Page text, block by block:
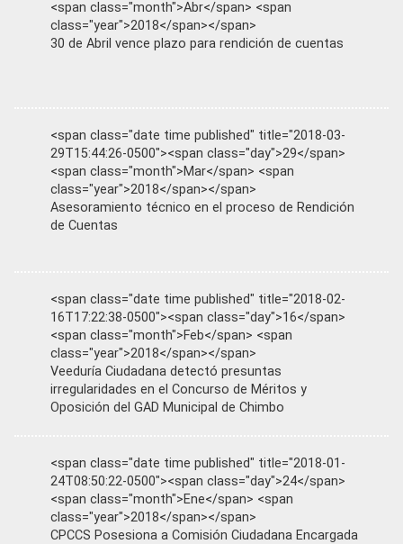
<span class="month">Abr</span> <span
class="year">2018</span></span>
30 de Abril vence plazo para rendición de cuentas
<span class="date time published" title="2018-03-
29T15:44:26-0500"><span class="day">29</span>
<span class="month">Mar</span> <span
class="year">2018</span></span>
Asesoramiento técnico en el proceso de Rendición
de Cuentas
<span class="date time published" title="2018-02-
16T17:22:38-0500"><span class="day">16</span>
<span class="month">Feb</span> <span
class="year">2018</span></span>
Veeduría Ciudadana detectó presuntas
irregularidades en el Concurso de Méritos y
Oposición del GAD Municipal de Chimbo
<span class="date time published" title="2018-01-
24T08:50:22-0500"><span class="day">24</span>
<span class="month">Ene</span> <span
class="year">2018</span></span>
CPCCS Posesiona a Comisión Ciudadana Encargada